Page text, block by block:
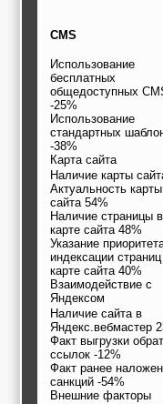
CMS
Использование
бесплатных
общедоступных
-25%
Использование
стандартных
-38%
Карта сайта
Наличие карты
Актуальность карты
сайта 54%
Наличие страницы в
карте сайта 48%
Указание
индексации
карте сайта 40%
Взаимодействие с
Яндексом
Наличие сайта в
Яндекс.вебмастер
Факт выгрузки
ссылок -12%
Факт ранее
санкций -54%
Внешние факторы